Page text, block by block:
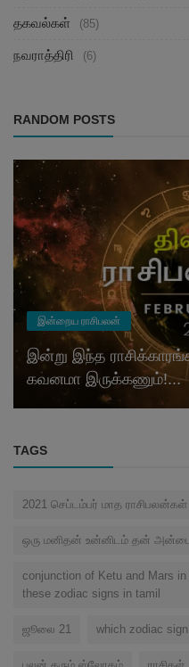
தகவல்கள் (85)
நவராத்திரி (6)
RANDOM POSTS
இன்றைய ராசிபலன்
இன்று இந்த
கவனமா இருக்கணும்!...
TAGS
2021 செப்டம்பர் மாத ராசிபலன்கள்
ஒரு மனிதன் உன்னிடம் தன் அன்பை
conjunction of Ketu and Mars
these zodiac signs in tamil
ஜூலை 21 which zodiac